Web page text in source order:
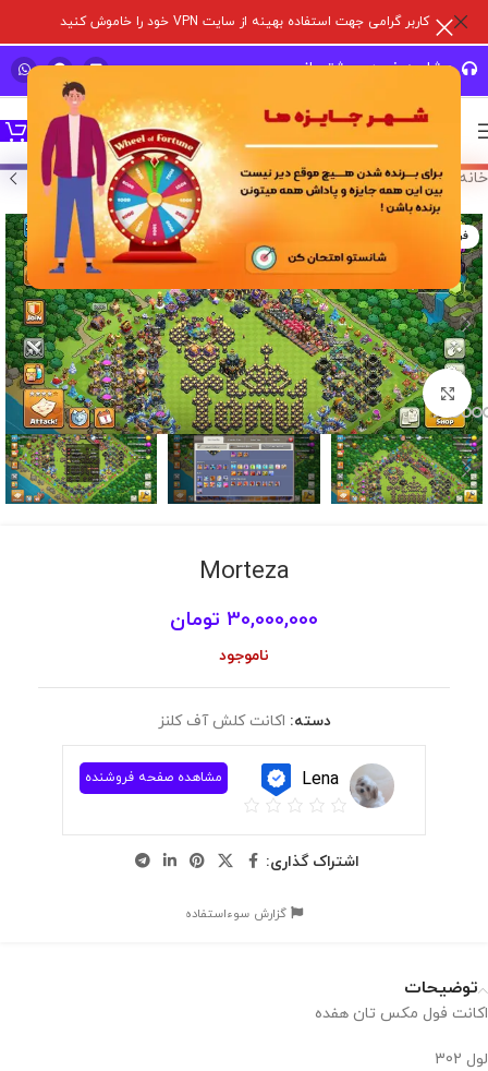
کاربر گرامی جهت استفاده بهینه از سایت VPN خود را خاموش کنید
مشاوره خرید و پشتیبانی سریع
خانه خرید اکانت بازی/اکانت کلش آف کلنز
فروخته شده
برای بزرگنمایی کلیک کنید
Morteza
30,000,000 تومان
ناموجود
دسته: اکانت کلش آف کلنز
Lena مشاهده صفحه فروشنده
اشتراک گذاری:
گزارش سوءاستفاده
توضیحات
اکانت فول مکس تان هفده
لول 302